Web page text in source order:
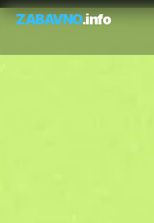
ZABAVNO.info